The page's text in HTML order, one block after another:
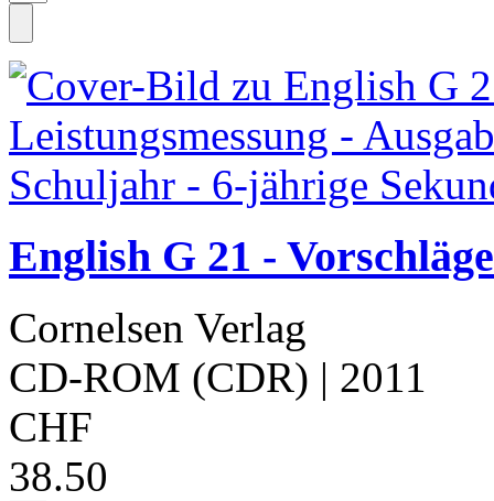
English G 21 -
Cornelsen Verlag
CD-ROM (CDR) | 2011
CHF
38.50